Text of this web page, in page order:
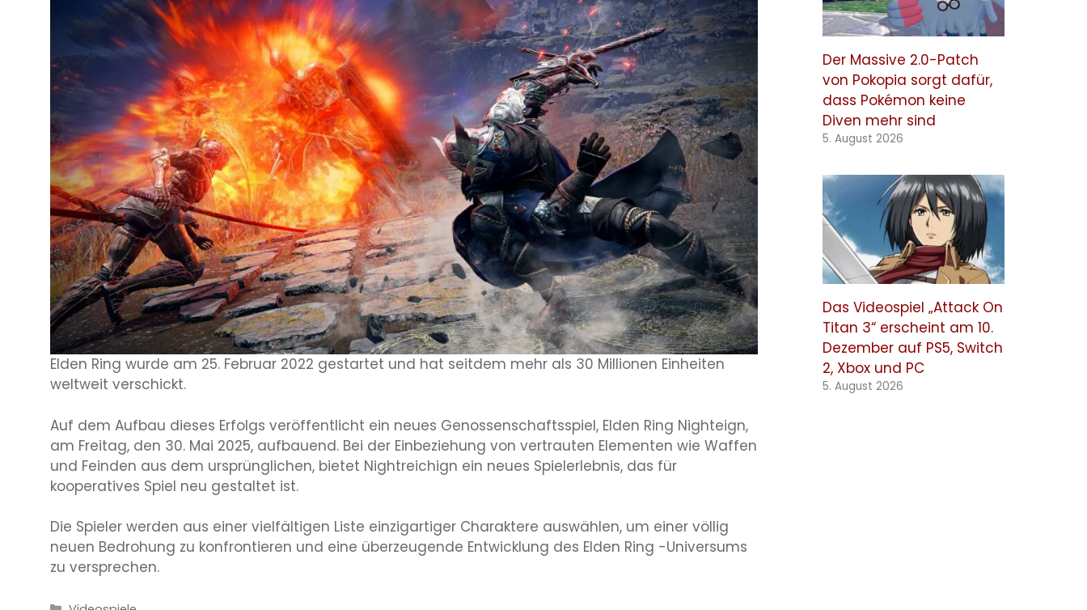
Elden Ring wurde am 25. Februar 2022 gestartet und hat seitdem mehr als 30 Millionen Einheiten
weltweit verschickt.
Auf dem Aufbau dieses Erfolgs veröffentlicht ein neues Genossenschaftsspiel, Elden Ring Nighteign,
am Freitag, den 30. Mai 2025, aufbauend. Bei der Einbeziehung von vertrauten Elementen wie Waffen
und Feinden aus dem ursprünglichen, bietet Nightreichign ein neues Spielerlebnis, das für
kooperatives Spiel neu gestaltet ist.
Die Spieler werden aus einer vielfältigen Liste einzigartiger Charaktere auswählen, um einer völlig
neuen Bedrohung zu konfrontieren und eine überzeugende Entwicklung des Elden Ring -Universums
zu versprechen.
Der Massive 2.0-Patch
von Pokopia sorgt dafür,
dass Pokémon keine
Diven mehr sind
5. August 2026
Das Videospiel „Attack On
Titan 3“ erscheint am 10.
Dezember auf PS5, Switch
2, Xbox und PC
5. August 2026